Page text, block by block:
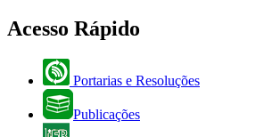
Acesso Rápido
Portarias e Resoluções
Publicações